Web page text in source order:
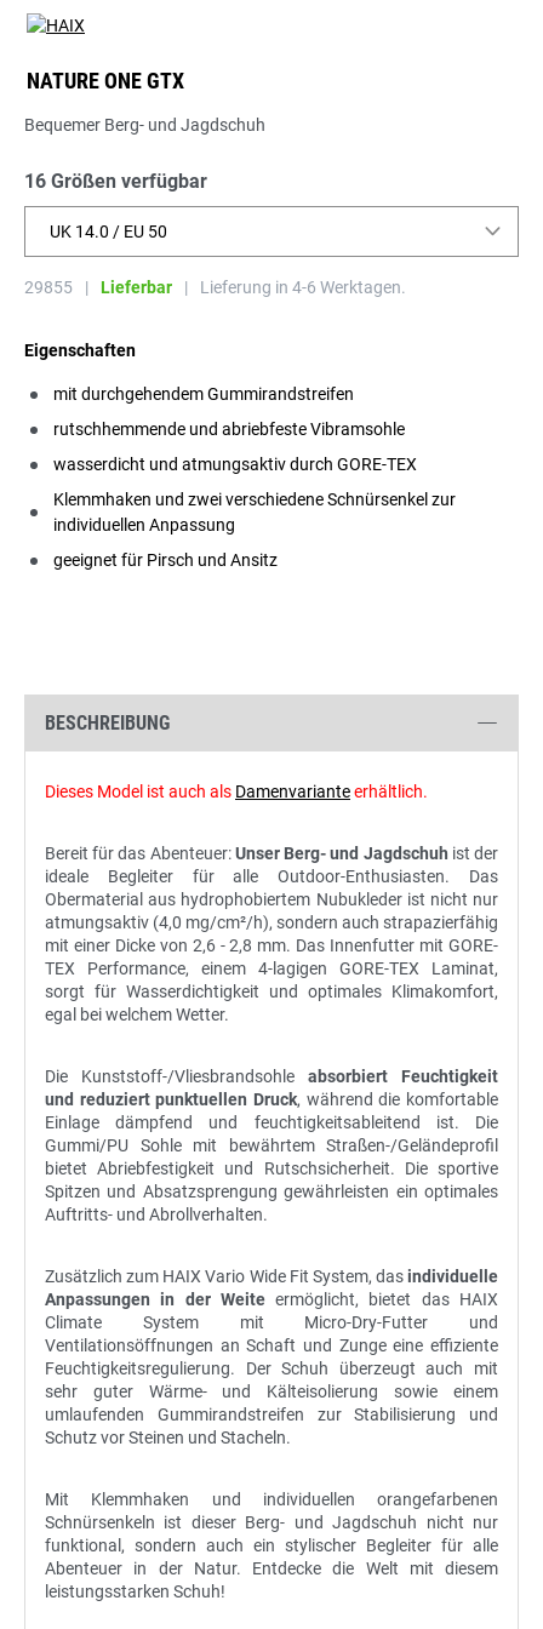
NATURE ONE GTX
Bequemer Berg- und Jagdschuh
16 Größen verfügbar
UK 14.0 / EU 50
29855 | Lieferbar | Lieferung in 4-6 Werktagen.
Eigenschaften
mit durchgehendem Gummirandstreifen
rutschhemmende und abriebfeste Vibramsohle
wasserdicht und atmungsaktiv durch GORE-TEX
Klemmhaken und zwei verschiedene Schnürsenkel zur
individuellen Anpassung
geeignet für Pirsch und Ansitz
BESCHREIBUNG
Dieses Model ist auch als Damenvarianteerhältlich.
Bereit für das Abenteuer:Unser Berg- und Jagdschuh ist der
ideale Begleiter für alle Outdoor-Enthusiasten. Das
Obermaterial aus hydrophobiertem Nubukleder ist nicht nur
atmungsaktiv (4,0 mg/cm²/h), sondern auch strapazierfähig
mit einer Dicke von 2,6 - 2,8 mm. Das Innenfutter mit GORE-
TEX Performance, einem 4-lagigen GORE-TEX Laminat,
sorgt für Wasserdichtigkeit und optimales Klimakomfort,
egal bei welchem Wetter.
Die Kunststoff-/Vliesbrandsohle absorbiert Feuchtigkeit
und reduziert punktuellen Druck, während die komfortable
Einlage dämpfend und feuchtigkeitsableitend ist. Die
Gummi/PU Sohle mit bewährtem Straßen-/Geländeprofil
bietet Abriebfestigkeit und Rutschsicherheit. Die sportive
Spitzen und Absatzsprengung gewährleisten ein optimales
Auftritts- und Abrollverhalten.
Zusätzlich zum HAIX Vario Wide Fit System, dasindividuelle
Anpassungen in der Weiteermöglicht, bietet das HAIX
Climate System mit Micro-Dry-Futter und
Ventilationsöffnungen an Schaft und Zunge eine effiziente
Feuchtigkeitsregulierung. Der Schuh überzeugt auch mit
sehr guter Wärme- und Kälteisolierung sowie einem
umlaufenden Gummirandstreifen zur Stabilisierung und
Schutz vor Steinen und Stacheln.
Mit Klemmhaken und individuellen orangefarbenen
Schnürsenkeln ist dieser Berg- und Jagdschuh nicht nur
funktional, sondern auch ein stylischer Begleiter für alle
Abenteuer in der Natur. Entdecke die Welt mit diesem
leistungsstarken Schuh!